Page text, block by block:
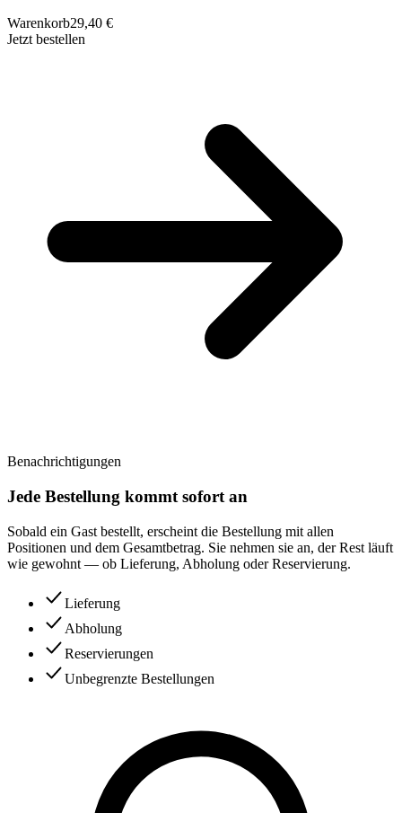
Warenkorb29,40 €
Jetzt bestellen
Benachrichtigungen
Jede Bestellung kommt sofort an
Sobald ein Gast bestellt, erscheint die Bestellung mit allen
Positionen und dem Gesamtbetrag. Sie nehmen sie an, der Rest läuft
wie gewohnt — ob Lieferung, Abholung oder Reservierung.
Lieferung
Abholung
Reservierungen
Unbegrenzte Bestellungen